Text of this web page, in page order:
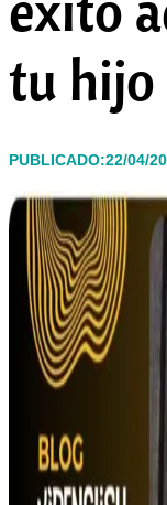
tu hijo
PUBLICADO:22/04/